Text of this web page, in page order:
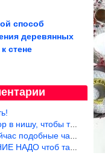
способ
деревянных
стене
от ТВ не отводилось и теле
в магазине стоят меньше 10 долл
чтоб такое вышить